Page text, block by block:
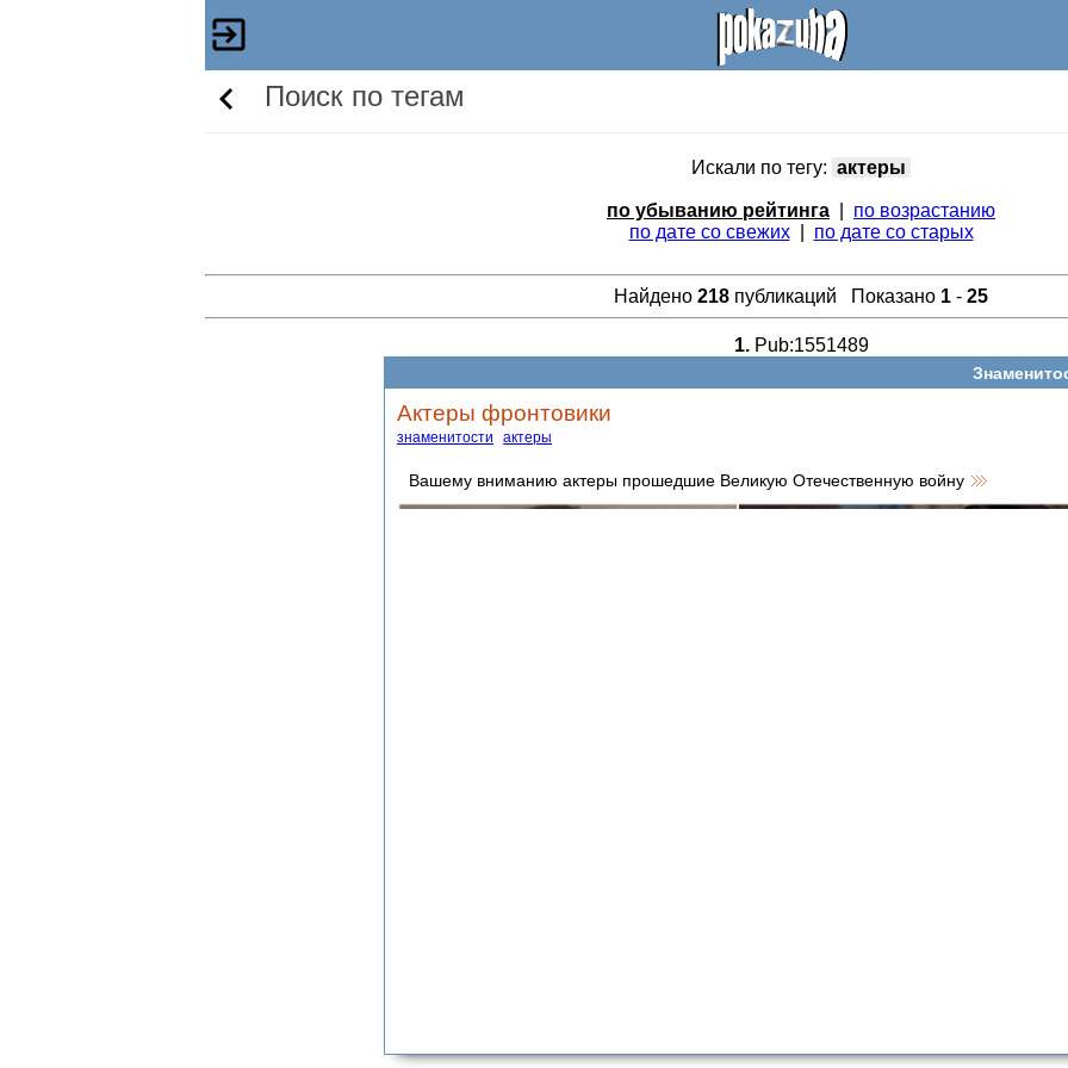
Поиск по тегам
Искали по тегу: актеры
по убыванию рейтинга
по возрастанию
по дате со свежих| по дате со старых
Найдено 218 публикаций Показано 1 - 25
1.Pub:1551489
Актеры фронтовики
знаменитости актеры
Вашему вниманию актеры прошедшие Великую Отечественную войну